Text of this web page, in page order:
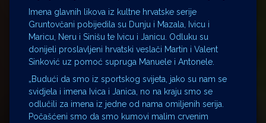
Imena glavnih likova iz kultne hrvatske serije
Gruntovčani pobijedila su Dunju i Mazala, Ivicu i
Maricu, Neru i Sinišu te Ivicu i Janicu. Odluku su
donijeli proslavljeni hrvatski veslači Martin i Valent
Sinković uz pomoć supruga Manuele i Antonele.
„Budući da smo iz sportskog svijeta, jako su nam se
svidjela i imena Ivica i Janica, no na kraju smo se
odlučili za imena iz jedne od nama omiljenih serija.
Počašćeni smo da smo kumovi malim crvenim